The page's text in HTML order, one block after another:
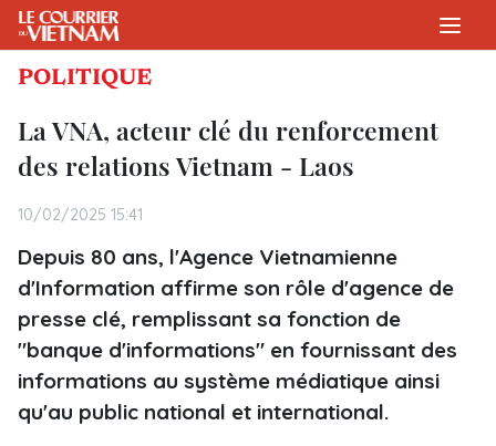
POLITIQUE
La VNA, acteur clé du renforcement
des relations Vietnam - Laos
10/02/2025 15:41
Depuis 80 ans, l'Agence Vietnamienne
d'Information affirme son rôle d'agence de
presse clé, remplissant sa fonction de
"banque d'informations" en fournissant des
informations au système médiatique ainsi
qu'au public national et international.